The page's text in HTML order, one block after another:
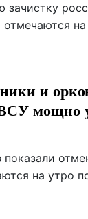
на
и
мощно
на утро